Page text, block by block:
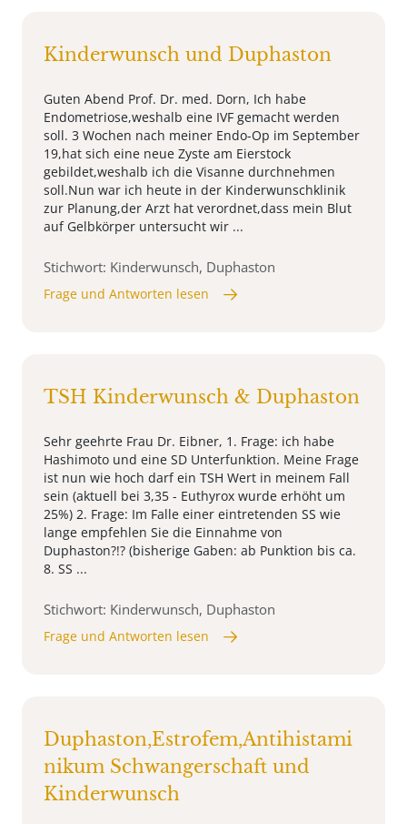
Kinderwunsch und Duphaston
Guten Abend Prof. Dr. med. Dorn, Ich habe
Endometriose,weshalb eine IVF gemacht werden
soll. 3 Wochen nach meiner Endo-Op im September
19,hat sich eine neue Zyste am Eierstock
gebildet,weshalb ich die Visanne durchnehmen
soll.Nun war ich heute in der Kinderwunschklinik
zur Planung,der Arzt hat verordnet,dass mein Blut
auf Gelbkörper untersucht wir ...
Stichwort: Kinderwunsch, Duphaston
Frage und Antworten lesen
TSH Kinderwunsch & Duphaston
Sehr geehrte Frau Dr. Eibner, 1. Frage: ich habe
Hashimoto und eine SD Unterfunktion. Meine Frage
ist nun wie hoch darf ein TSH Wert in meinem Fall
sein (aktuell bei 3,35 - Euthyrox wurde erhöht um
25%) 2. Frage: Im Falle einer eintretenden SS wie
lange empfehlen Sie die Einnahme von
Duphaston?!? (bisherige Gaben: ab Punktion bis ca.
8. SS ...
Stichwort: Kinderwunsch, Duphaston
Frage und Antworten lesen
Duphaston,Estrofem,Antihistami
nikum Schwangerschaft und
Kinderwunsch